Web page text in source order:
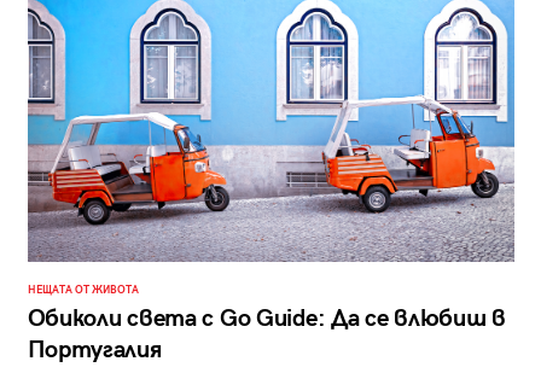
НЕЩАТА ОТ ЖИВОТА
Обиколи света с Go Guide: Да се влюбиш в
Португалия